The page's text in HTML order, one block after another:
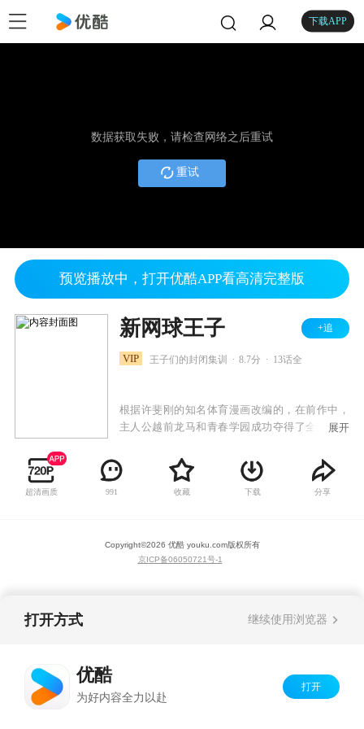
下载APP
数据获取失败，请检查网络之后重试
重试
预览播放中，打开优酷APP看高清完整版
新网球王子 +追
VIP 王子们的封闭集训 8.7分 13话全
根据许斐刚的知名体育漫画改编的，在前作中，
主人公越前龙马和青春学园成功夺得了全国大赛
球王子》的剧情便是紧接着前作的最终回，从全
国大赛数月后说起。从美国回来的龙马接受了更
加严苛的训练，表示日本已经无法满足王子们
展开
超清画质 991 收藏 下载 分享
Copyright©2026 优酷 youku.com版权所有
京ICP备06050721号-1
打开方式 继续使用浏览器
优酷
为好内容全力以赴
打开